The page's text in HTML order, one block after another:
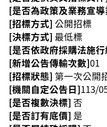
站
安
全
政
策
[是否為政策及業務宣
[招標方式] 公開招標
[決標方式] 最低標
[是否依政府採購法施
[新增公告傳輸次數]01
[招標狀態] 第一次公開
[機關自定公告日]113/
[是否複數決標] 否
[是否訂有底價] 是